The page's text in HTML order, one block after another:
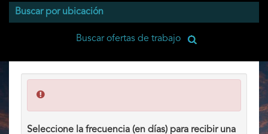
Seleccione la frecuencia (en días) para recibir una